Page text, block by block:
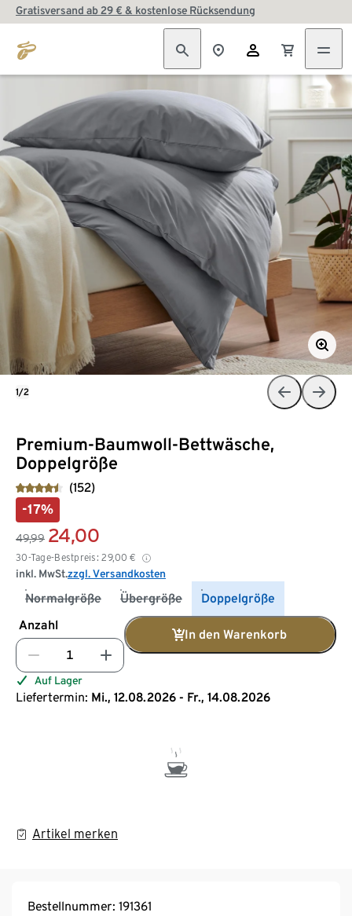
Gratisversand ab 29 € & kostenlose Rücksendung
Premium-Baumwoll-Bettwäsche,
Doppelgröße
(152)
-17%
49,99 24,00
30-Tage-Bestpreis: 29,00 €
inkl. MwSt.zzgl. Versandkosten
Normalgröße Übergröße
Doppelgröße
Anzahl
In den Warenkorb
Auf Lager
Liefertermin: Mi., 12.08.2026 - Fr., 14.08.2026
Artikel merken
1/2
Bestellnummer: 191361